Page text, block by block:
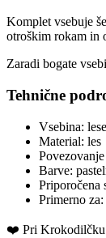
Komplet vsebuje
otroškim rokam in
Zaradi bogate
Tehnične
Vsebina:
Material: les
Barve:
Priporočena
Primerno
❤️ ️Pri Krokodilčku